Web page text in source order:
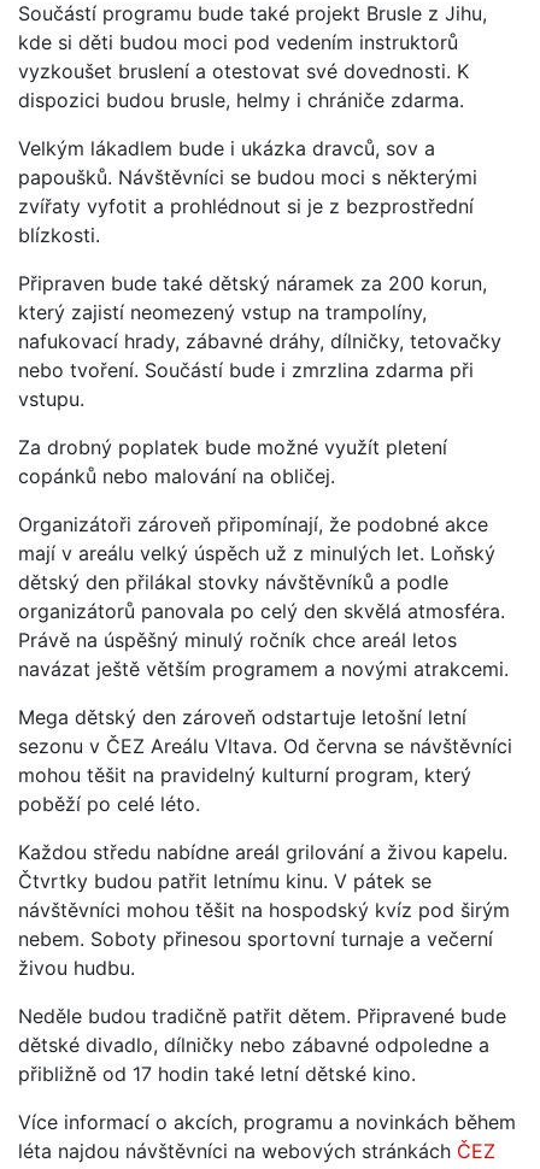
Součástí programu bude také projekt Brusle z Jihu,
kde si děti budou moci pod vedením instruktorů
vyzkoušet bruslení a otestovat své dovednosti. K
dispozici budou brusle, helmy i chrániče zdarma.
Velkým lákadlem bude i ukázka dravců, sov a
papoušků. Návštěvníci se budou moci s některými
zvířaty vyfotit a prohlédnout si je z bezprostřední
blízkosti.
Připraven bude také dětský náramek za 200 korun,
který zajistí neomezený vstup na trampolíny,
nafukovací hrady, zábavné dráhy, dílničky, tetovačky
nebo tvoření. Součástí bude i zmrzlina zdarma při
vstupu.
Za drobný poplatek bude možné využít pletení
copánků nebo malování na obličej.
Organizátoři zároveň připomínají, že podobné akce
mají v areálu velký úspěch už z minulých let. Loňský
dětský den přilákal stovky návštěvníků a podle
organizátorů panovala po celý den skvělá atmosféra.
Právě na úspěšný minulý ročník chce areál letos
navázat ještě větším programem a novými atrakcemi.
Mega dětský den zároveň odstartuje letošní letní
sezonu v ČEZ Areálu Vltava. Od června se návštěvníci
mohou těšit na pravidelný kulturní program, který
poběží po celé léto.
Každou středu nabídne areál grilování a živou kapelu.
Čtvrtky budou patřit letnímu kinu. V pátek se
návštěvníci mohou těšit na hospodský kvíz pod širým
nebem. Soboty přinesou sportovní turnaje a večerní
živou hudbu.
Neděle budou tradičně patřit dětem. Připravené bude
dětské divadlo, dílničky nebo zábavné odpoledne a
přibližně od 17 hodin také letní dětské kino.
Více informací o akcích, programu a novinkách během
léta najdou návštěvníci na webových stránkách ČEZ